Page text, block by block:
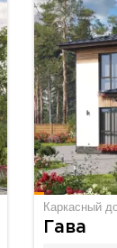
Каркасный
Гава